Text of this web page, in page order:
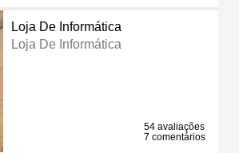
Loja De Informática
Loja De Informática
54 avaliações
7 comentários